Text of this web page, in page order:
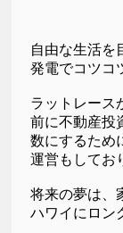
自由な生活を
発電でコツコ
ラットレース
前に不動産投
数にするため
運営もしてお
将来の夢は、
ハワイにロン